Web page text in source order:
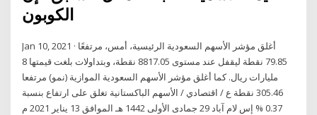
Jan 10, 2021 · أغلق مؤشر الأسهم السعودية الرئيسية، أمس، مرتفعًا
79.85 نقطة ليقفل عند مستوى 8817.05 نقطة، وبتداولات بلغت قيمتها 8
مليارات ريال. كما أغلق مؤشر الأسهم السعودية الموازية (نمو) مرتفعا
305.46 نقطة ع / اقتصادي / الأسهم الباكستانية تغلق على ارتفاع بنسبة
0.37 % إس لام آباد 29 جمادى الأولى 1442 هـ الموافق 13 يناير 2021 م